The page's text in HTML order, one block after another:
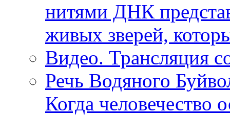
нитями ДНК
живых зверей,
Видео. Трансляция
Речь Водяного
Когда человечество